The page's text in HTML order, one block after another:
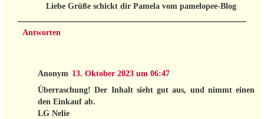
Liebe Grüße schickt dir Pamela vom pamelopee-Blog
Antworten
Anonym 13. Oktober 2023 um 06:47
Überraschung! Der Inhalt sieht gut aus, und nimmt einen
den Einkauf ab.
LG Nelie